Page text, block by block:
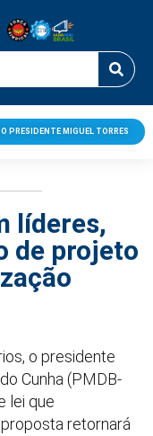
O PRESIDENTE MIGUEL TORRES
líderes,
de projeto
o presidente
Cunha (PMDB-
lei que
retornará